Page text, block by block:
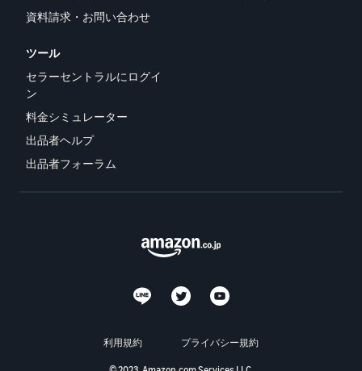
資料請求・お問い合わせ
ツール
セラーセントラルにログイ
ン
料金シミュレーター
出品者ヘルプ
出品者フォーラム
利用規約 プライバシー規約